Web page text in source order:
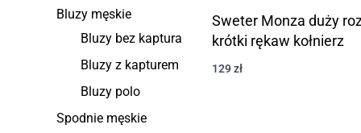
Bluzy męskie
Bluzy bez kaptura
Bluzy z kapturem
Bluzy polo
Spodnie męskie
Sweter Monza duży
krótki rękaw kołnierz
129zł